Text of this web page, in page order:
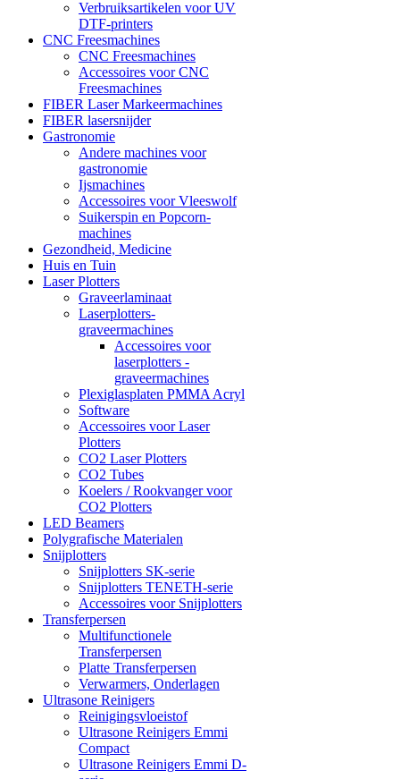
Verbruiksartikelen voor UV
DTF-printers
CNC Freesmachines
CNC Freesmachines
Accessoires voor CNC
Freesmachines
FIBER Laser Markeermachines
FIBER lasersnijder
Gastronomie
Andere machines voor
gastronomie
Ijsmachines
Accessoires voor Vleeswolf
Suikerspin en Popcorn-
machines
Gezondheid, Medicine
Huis en Tuin
Laser Plotters
Graveerlaminaat
Laserplotters-
graveermachines
Accessoires voor
laserplotters -
graveermachines
Plexiglasplaten PMMA Acryl
Software
Accessoires voor Laser
Plotters
CO2 Laser Plotters
CO2 Tubes
Koelers / Rookvanger voor
CO2 Plotters
LED Beamers
Polygrafische Materialen
Snijplotters
Snijplotters SK-serie
Snijplotters TENETH-serie
Accessoires voor Snijplotters
Transferpersen
Multifunctionele
Transferpersen
Platte Transferpersen
Verwarmers, Onderlagen
Ultrasone Reinigers
Reinigingsvloeistof
Ultrasone Reinigers Emmi
Compact
Ultrasone Reinigers Emmi D-